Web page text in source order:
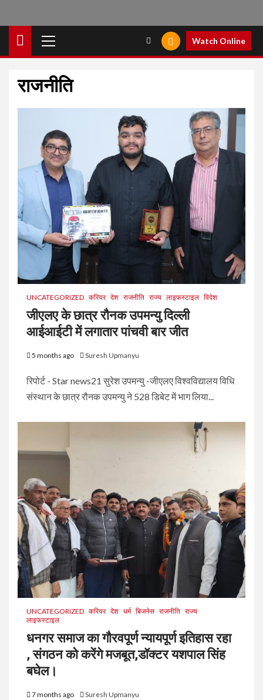
Menu
Watch Online
राजनीति
UNCATEGORIZED करियर देश राजनीति राज्य लाइफस्टाइल विदेश
जीएलए के छात्र रौनक उपमन्यु दिल्ली
आईआईटी में लगातार पांचवी बार जीत
5 months ago Suresh Upmanyu
रिपोर्ट - Star news21 सुरेश उपमन्यु -जीएलए विश्वविद्यालय विधि
संस्थान के छात्र रौनक उपमन्यु ने 528 डिबेट में भाग लिया...
UNCATEGORIZED करियर देश धर्म बिजनेस राजनीति राज्य
लाइफस्टाइल
धनगर समाज का गौरवपूर्ण न्यायपूर्ण इतिहास रहा
, संगठन को करेंगे मजबूत,डॉक्टर यशपाल सिंह
बघेल।
7 months ago Suresh Upmanyu